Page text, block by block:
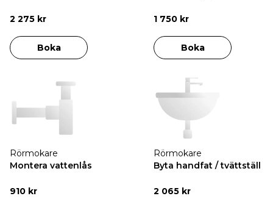
2 275 kr
Boka
1 750 kr
Boka
Rörmokare
Montera vattenlås
910 kr
Rörmokare
Byta handfat / tvättställ
2 065 kr